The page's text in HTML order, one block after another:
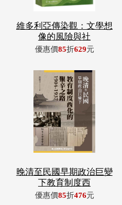
維多利亞傳染觀：文學想
像的風險與社
優惠價85折629元
晚清至民國早期政治巨變
下教育制度西
優惠價85折476元